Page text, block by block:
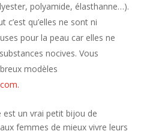
polyamide, élasthanne…).
c’est qu’elles ne sont ni
pour la peau car elles ne
nocives. Vous
modèles
un vrai petit bijou de
femmes de mieux vivre leurs